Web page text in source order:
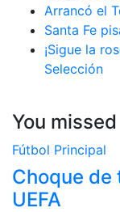
Arrancó el
Santa Fe
¡Sigue la
Selección
You missed
Fútbol Principal
Choque de
UEFA